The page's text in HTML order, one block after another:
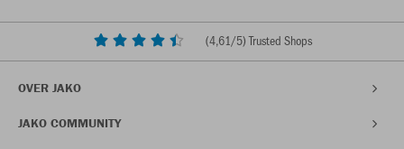
(4,61/5) Trusted Shops
OVER JAKO
JAKO COMMUNITY